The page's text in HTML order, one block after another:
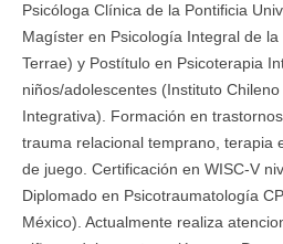
Psicóloga Clínica de la Pontificia
Magíster en Psicología Integral de
Terrae) y Postítulo en Psicoterapia
niños/adolescentes (Instituto
Integrativa). Formación en
trauma relacional temprano, terapia
de juego. Certificación en WISC-V
Diplomado en Psicotraumatología
México). Actualmente realiza